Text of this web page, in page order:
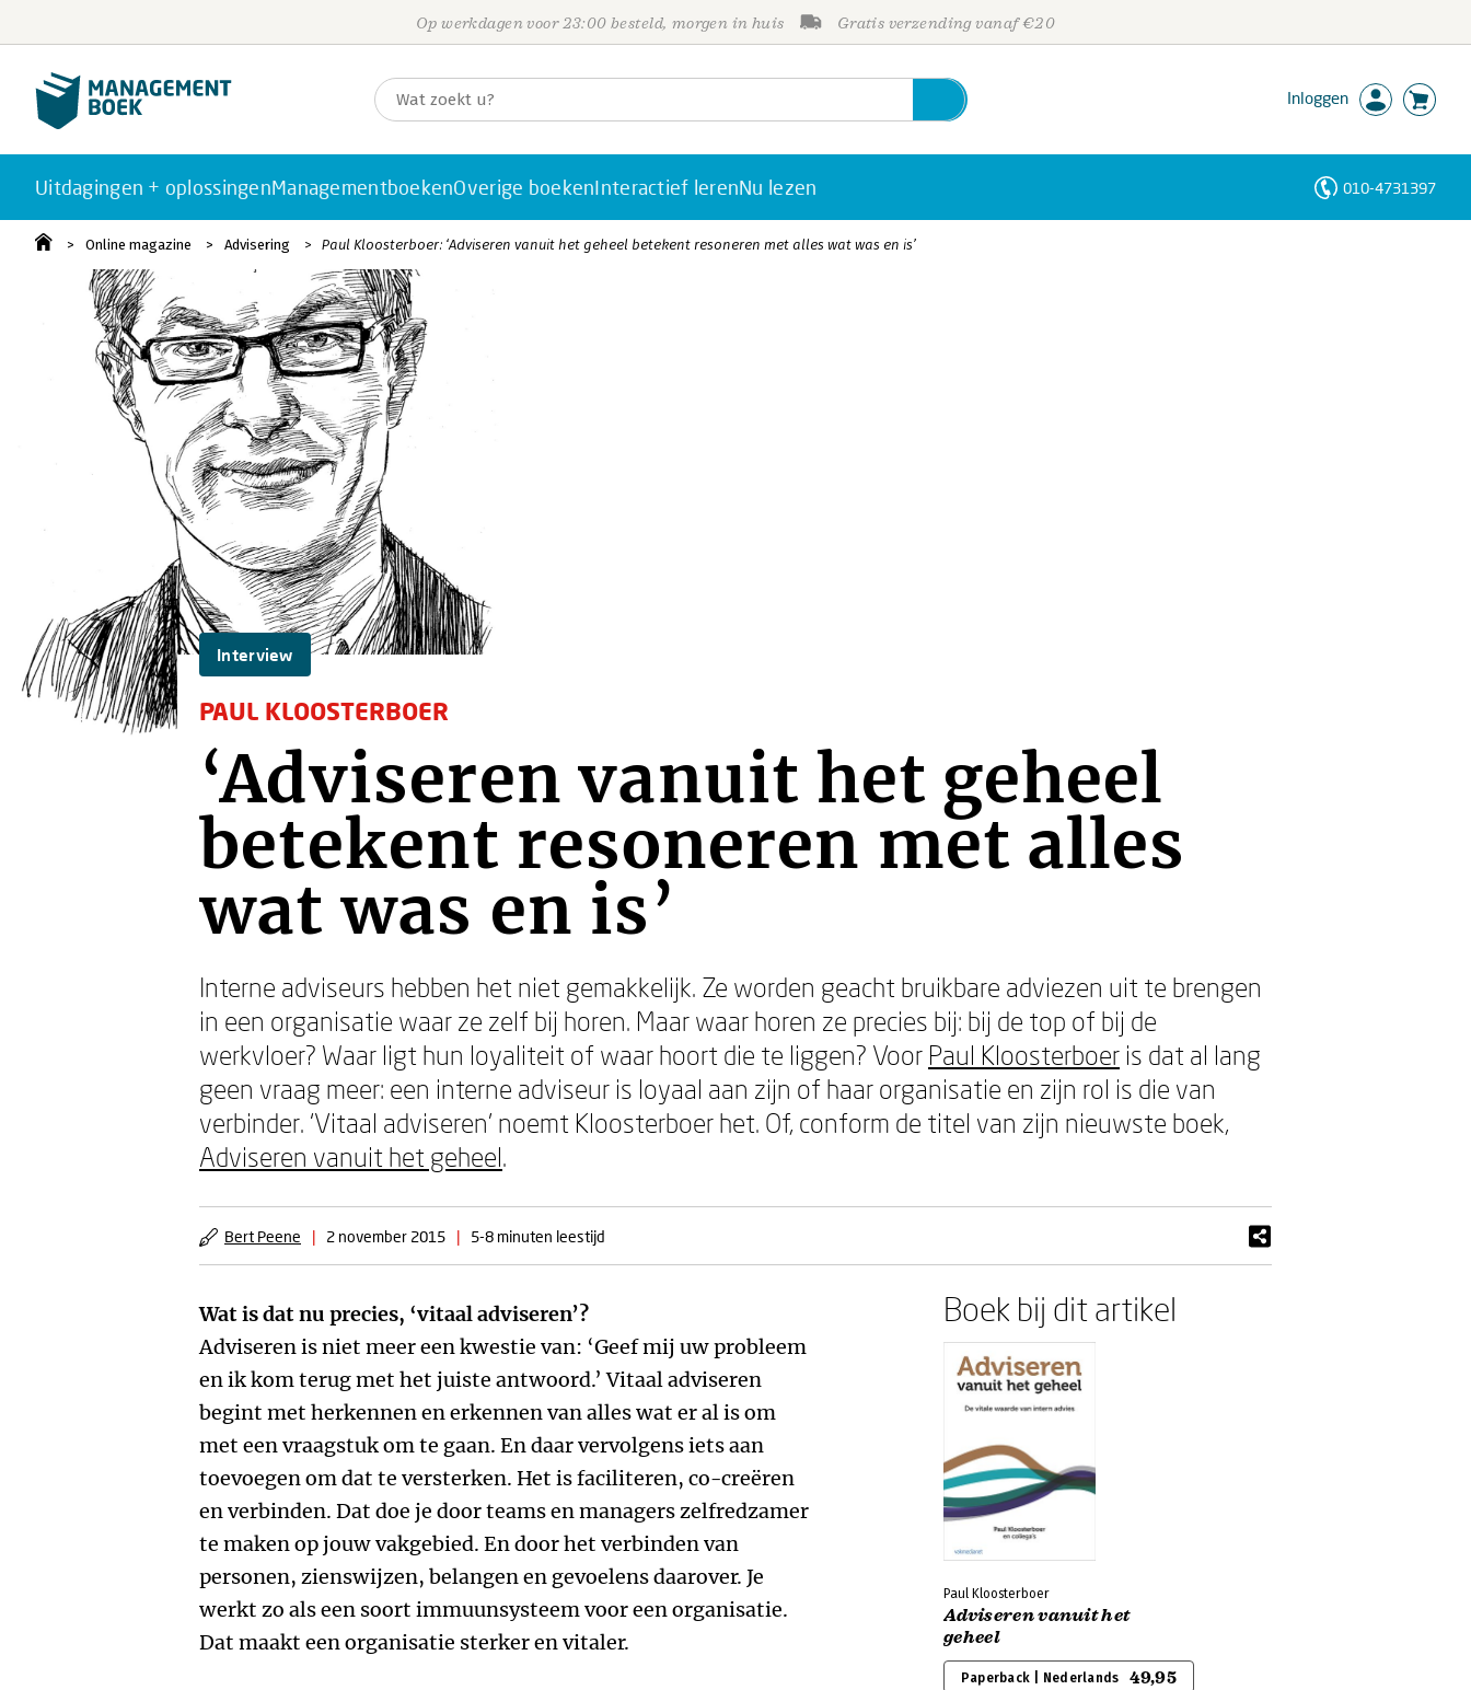
Op werkdagen voor 23:00 besteld, morgen in huis Gratis verzending vanaf €20
Inloggen
Uitdagingen + oplossingenManagementboekenOverige boekenInteractief lerenNu lezen 010-4731397
Online magazine Advisering Paul Kloosterboer: ‘Adviseren vanuit het geheel betekent resoneren met alles wat was en is’
Interview
PAUL KLOOSTERBOER
‘Adviseren vanuit het geheel
betekent resoneren met alles
wat was en is’
Interne adviseurs hebben het niet gemakkelijk. Ze worden geacht bruikbare adviezen uit te brengen
in een organisatie waar ze zelf bij horen. Maar waar horen ze precies bij: bij de top of bij de
werkvloer? Waar ligt hun loyaliteit of waar hoort die te liggen? Voor Paul Kloosterboer is dat al lang
geen vraag meer: een interne adviseur is loyaal aan zijn of haar organisatie en zijn rol is die van
verbinder. ‘Vitaal adviseren’ noemt Kloosterboer het. Of, conform de titel van zijn nieuwste boek,
Adviseren vanuit het geheel.
Bert Peene | 2 november 2015 | 5-8 minuten leestijd
Wat is dat nu precies, ‘vitaal adviseren’?
Adviseren is niet meer een kwestie van: ‘Geef mij uw probleem
en ik kom terug met het juiste antwoord.’ Vitaal adviseren
begint met herkennen en erkennen van alles wat er al is om
met een vraagstuk om te gaan. En daar vervolgens iets aan
toevoegen om dat te versterken. Het is faciliteren, co-creëren
en verbinden. Dat doe je door teams en managers zelfredzamer
te maken op jouw vakgebied. En door het verbinden van
personen, zienswijzen, belangen en gevoelens daarover. Je
werkt zo als een soort immuunsysteem voor een organisatie.
Dat maakt een organisatie sterker en vitaler.
Boek bij dit artikel
Paul Kloosterboer
Adviseren vanuit het
geheel
Paperback | Nederlands 49,95
Personen